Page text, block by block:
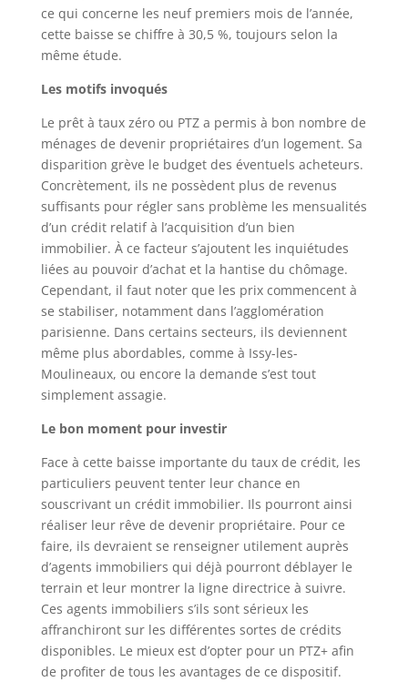
ce qui concerne les neuf premiers mois de l’année,
cette baisse se chiffre à 30,5 %, toujours selon la
même étude.
Les motifs invoqués
Le prêt à taux zéro ou PTZ a permis à bon nombre de
ménages de devenir propriétaires d’un logement. Sa
disparition grève le budget des éventuels acheteurs.
Concrètement, ils ne possèdent plus de revenus
suffisants pour régler sans problème les mensualités
d’un crédit relatif à l’acquisition d’un bien
immobilier. À ce facteur s’ajoutent les inquiétudes
liées au pouvoir d’achat et la hantise du chômage.
Cependant, il faut noter que les prix commencent à
se stabiliser, notamment dans l’agglomération
parisienne. Dans certains secteurs, ils deviennent
même plus abordables, comme à Issy-les-
Moulineaux, ou encore la demande s’est tout
simplement assagie.
Le bon moment pour investir
Face à cette baisse importante du taux de crédit, les
particuliers peuvent tenter leur chance en
souscrivant un crédit immobilier. Ils pourront ainsi
réaliser leur rêve de devenir propriétaire. Pour ce
faire, ils devraient se renseigner utilement auprès
d’agents immobiliers qui déjà pourront déblayer le
terrain et leur montrer la ligne directrice à suivre.
Ces agents immobiliers s’ils sont sérieux les
affranchiront sur les différentes sortes de crédits
disponibles. Le mieux est d’opter pour un PTZ+ afin
de profiter de tous les avantages de ce dispositif.